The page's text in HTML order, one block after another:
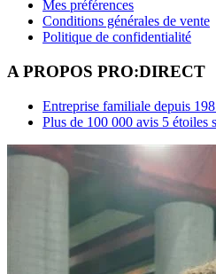
Mes préférences
Conditions générales de vente
Politique de confidentialité
A PROPOS PRO:DIRECT
Entreprise familiale depuis
Plus de 100 000 avis 5 étoiles